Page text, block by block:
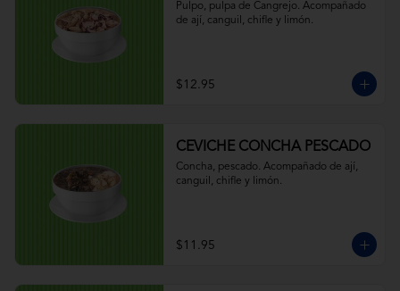
Pulpo, pulpa de Cangrejo. Acompañado
de ají, canguil, chifle y limón.
$12.95
CEVICHE CONCHA PESCADO
Concha, pescado. Acompañado de ají,
canguil, chifle y limón.
$11.95